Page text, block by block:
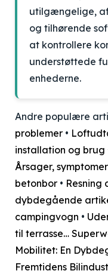
utilgængelige,
og tilhørende
at kontrollere
understøttede
enhederne.
Andre populære
problemer •
installation og brug
Årsager,
betonbor • Resning
dybdegående
campingvogn •
til terrasse…
Mobilitet: En
Fremtidens